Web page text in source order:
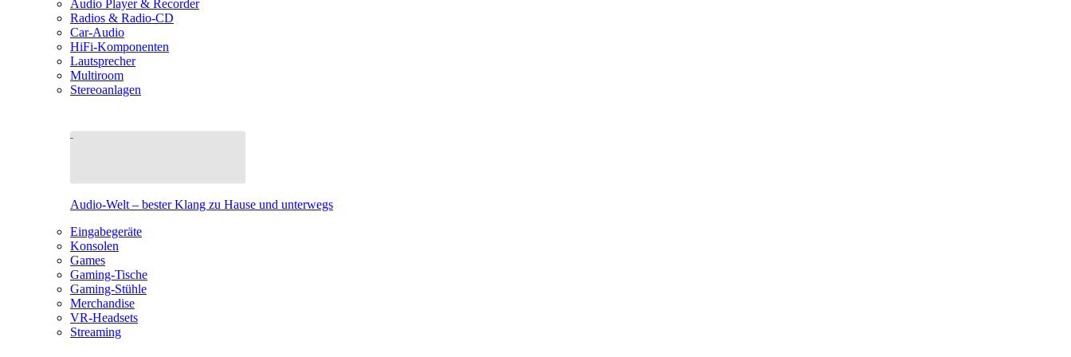
Audio Player & Recorder
Radios & Radio-CD
Car-Audio
HiFi-Komponenten
Lautsprecher
Multiroom
Stereoanlagen
Audio-Welt – bester Klang zu Hause und unterwegs
Eingabegeräte
Konsolen
Games
Gaming-Tische
Gaming-Stühle
Merchandise
VR-Headsets
Streaming